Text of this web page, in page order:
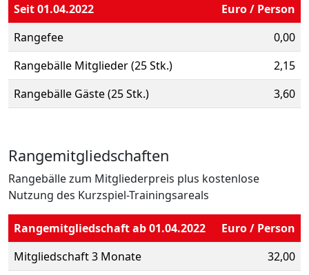
Seit 01.04.2022
Euro / Person
Rangefee
0,00
Rangebälle Mitglieder (25 Stk.)
2,15
Rangebälle Gäste (25 Stk.)
3,60
Rangemitgliedschaften
Rangebälle zum Mitgliederpreis plus kostenlose
Nutzung des Kurzspiel-Trainingsareals
Rangemitgliedschaft ab 01.04.2022
Euro / Person
Mitgliedschaft 3 Monate
32,00